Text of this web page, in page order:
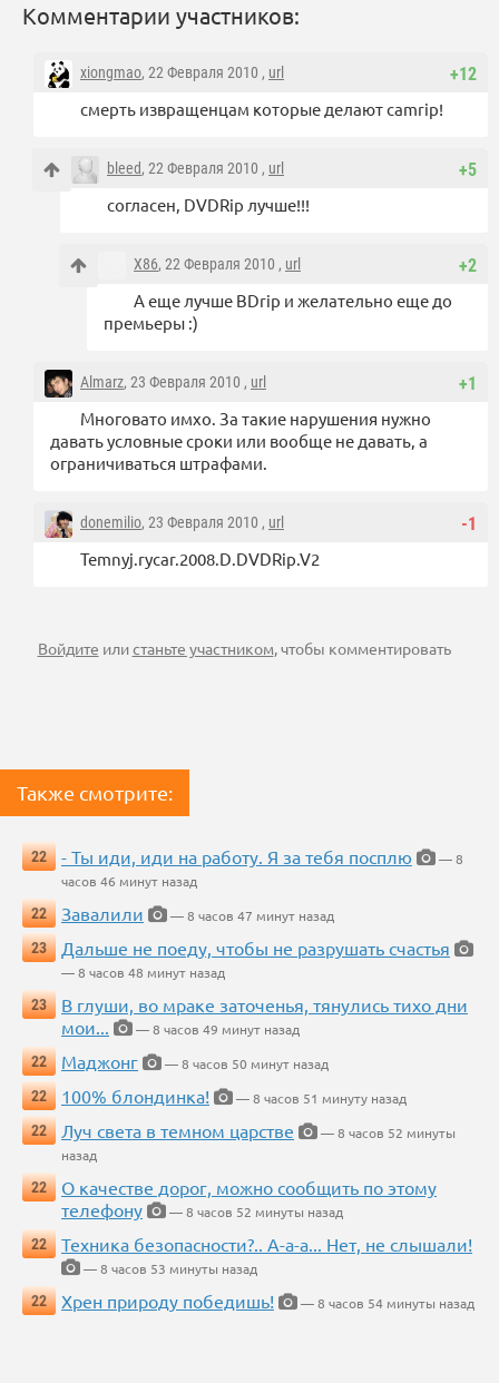
Комментарии участников:
+12
xiongmao, 22 Февраля 2010 , url
смерть извращенцам которые делают camrip!
+5
bleed, 22 Февраля 2010 , url
согласен, DVDRip лучше!!!
+2
X86, 22 Февраля 2010 , url
А еще лучше BDrip и желательно еще до
премьеры :)
+1
Almarz, 23 Февраля 2010 , url
Многовато имхо. За такие нарушения нужно
давать условные сроки или вообще не давать, а
ограничиваться штрафами.
-1
donemilio, 23 Февраля 2010 , url
Temnyj.rycar.2008.D.DVDRip.V2
Войдите илистаньте участником, чтобы комментировать
Также смотрите:
22 - Ты иди, иди на работу. Я за тебя посплю
— 8
часов 46 минут назад
22
Завалили
— 8 часов 47 минут назад
23
Дальше не поеду, чтобы не разрушать счастья
— 8 часов 48 минут назад
23
В глуши, во мраке заточенья, тянулись тихо дни
мои...
— 8 часов 49 минут назад
22
Маджонг
— 8 часов 50 минут назад
22
100% блондинка!
— 8 часов 51 минуту назад
22
Луч света в темном царстве
— 8 часов 52 минуты
назад
22
О качестве дорог, можно сообщить по этому
телефону
— 8 часов 52 минуты назад
22
Техника безопасности?.. А-а-а... Нет, не слышали!
— 8 часов 53 минуты назад
22
Хрен природу победишь! — 8 часов 54 минуты назад